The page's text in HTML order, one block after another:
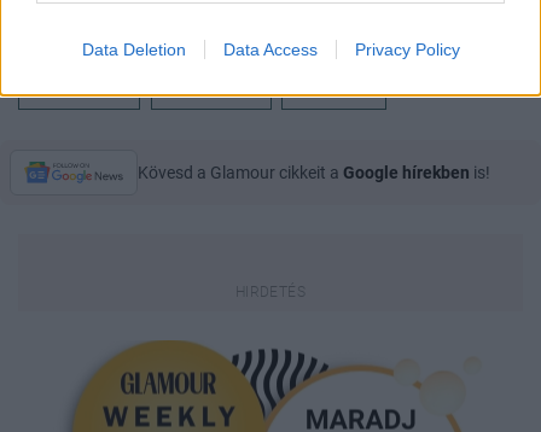
Data Deletion Data Access Privacy Policy
Kövesd a Glamour cikkeit a Google hírekben is!